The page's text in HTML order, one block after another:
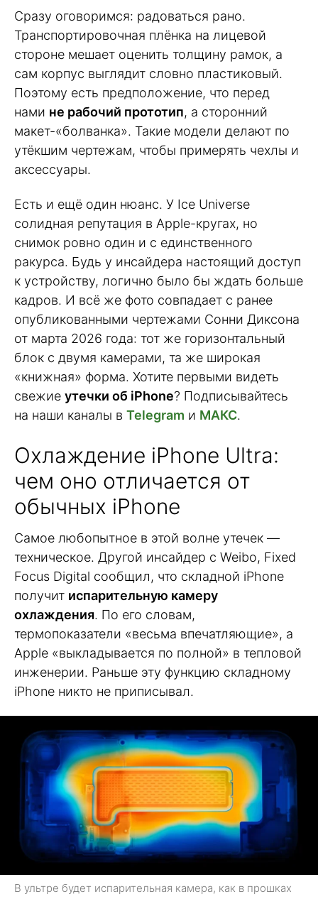
Сразу оговоримся: радоваться рано.
Транспортировочная плёнка на лицевой
стороне мешает оценить толщину рамок, а
сам корпус выглядит словно пластиковый.
Поэтому есть предположение, что перед
нами не рабочий прототип, а сторонний
макет-«болванка». Такие модели делают по
утёкшим чертежам, чтобы примерять чехлы и
аксессуары.
Есть и ещё один нюанс. У Ice Universe
солидная репутация в Apple-кругах, но
снимок ровно один и с единственного
ракурса. Будь у инсайдера настоящий доступ
к устройству, логично было бы ждать больше
кадров. И всё же фото совпадает с ранее
опубликованными чертежами Сонни Диксона
от марта 2026 года: тот же горизонтальный
блок с двумя камерами, та же широкая
«книжная» форма. Хотите первыми видеть
свежие утечки об iPhone? Подписывайтесь
на наши каналы в Telegram и МАКС.
Охлаждение iPhone Ultra:
чем оно отличается от
обычных iPhone
Самое любопытное в этой волне утечек —
техническое. Другой инсайдер с Weibo, Fixed
Focus Digital сообщил, что складной iPhone
получит испарительную камеру
охлаждения. По его словам,
термопоказатели «весьма впечатляющие», а
Apple «выкладывается по полной» в тепловой
инженерии. Раньше эту функцию складному
iPhone никто не приписывал.
В ультре будет испарительная камера, как в прошках